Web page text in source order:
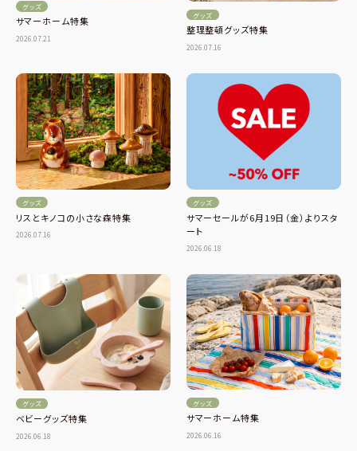
グッズ
サマーホーム特集
2026.07.21
グッズ
整理整頓グッズ特集
2026.07.16
グッズ
リスとキノコの小さな森特集
2026.07.16
グッズ
サマーセールが6月19日（金）よりスタ
ート
2026.06.18
グッズ
ベビーグッズ特集
2026.06.18
グッズ
サマーホーム特集
2026.06.16